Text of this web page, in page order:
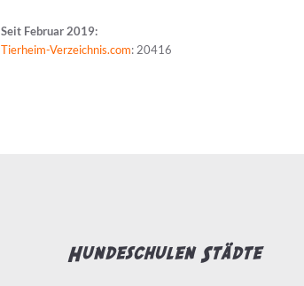
Seit Februar 2019:
Tierheim-Verzeichnis.com: 20416
Hundeschulen Städte